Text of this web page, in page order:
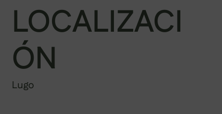
LOCALIZACI
ÓN
Lugo